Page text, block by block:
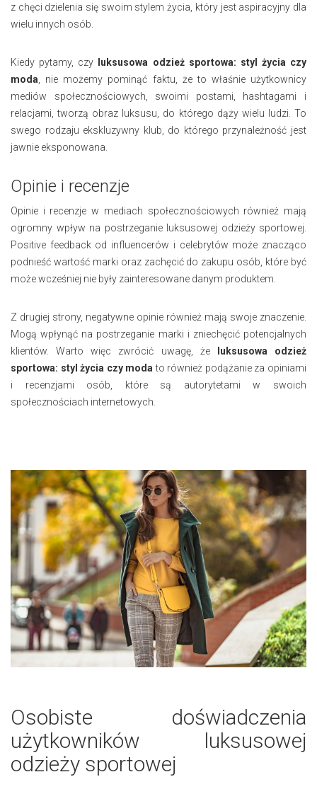
z chęci dzielenia się swoim stylem życia, który jest aspiracyjny dla
wielu innych osób.
Kiedy pytamy, czy
luksusowa odzież sportowa: styl życia czy
moda , nie możemy pominąć faktu, że to właśnie użytkownicy
mediów społecznościowych, swoimi postami, hashtagami i
relacjami, tworzą obraz luksusu, do którego dąży wielu ludzi. To
swego rodzaju ekskluzywny klub, do którego przynależność jest
jawnie eksponowana.
Opinie i recenzje
Opinie i recenzje w mediach społecznościowych również mają
ogromny wpływ na postrzeganie luksusowej odzieży sportowej.
Positive feedback od influencerów i celebrytów może znacząco
podnieść wartość marki oraz zachęcić do zakupu osób, które być
może wcześniej nie były zainteresowane danym produktem.
Z drugiej strony, negatywne opinie również mają swoje znaczenie.
Mogą wpłynąć na postrzeganie marki i zniechęcić potencjalnych
klientów. Warto więc zwrócić uwagę, że
luksusowa odzież
sportowa: styl życia czy moda to również podążanie za opiniami
i recenzjami osób, które są autorytetami w swoich
społecznościach internetowych.
Osobiste doświadczenia
użytkowników luksusowej
odzieży sportowej